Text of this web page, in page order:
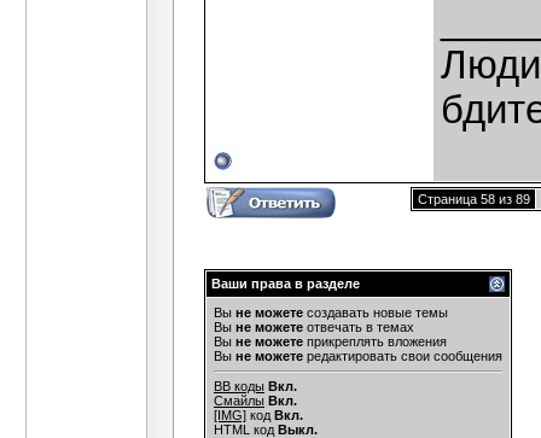
Страница 58 из 89
Ваши права в разделе
Вы не можете создавать новые темы
Вы не можете отвечать в темах
Вы не можете прикреплять вложения
Вы не можете редактировать свои сообщения
BB коды Вкл.
Смайлы Вкл.
[IMG] код Вкл.
HTML код Выкл.